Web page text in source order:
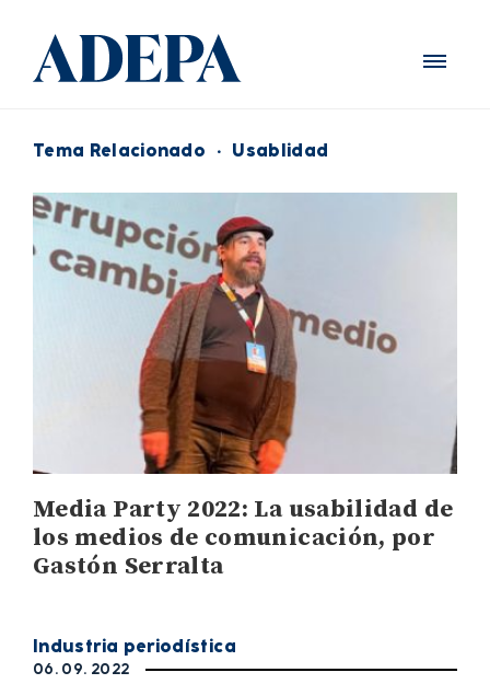
Tema Relacionado · Usablidad
Media Party 2022: La usabilidad de
los medios de comunicación, por
Gastón Serralta
Industria periodística
06. 09. 2022